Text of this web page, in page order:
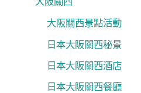
大阪關西景點活動
日本大阪關西秘景
日本大阪關西酒店
日本大阪關西餐廳